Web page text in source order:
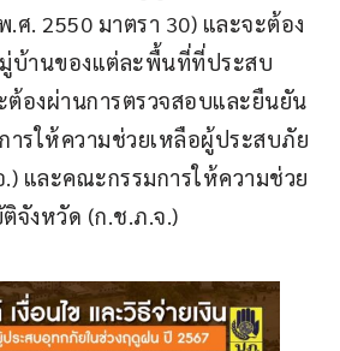
ศ. 2550 มาตรา 30) และจะต้อง
บ้านของแต่ละพื้นที่ที่ประสบ
ต้องผ่านการตรวจสอบและยืนยัน
ารให้ความช่วยเหลือผู้ประสบภัย
และคณะกรรมการให้ความช่วย
จังหวัด (ก.ช.ภ.จ.)